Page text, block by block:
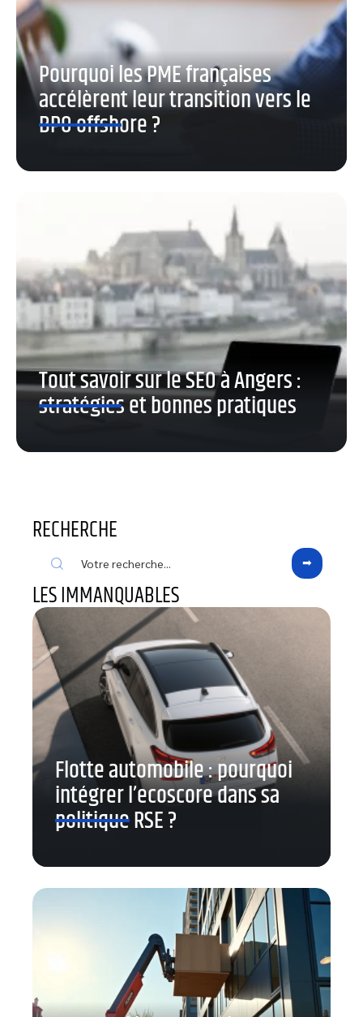
Pourquoi les PME françaises
accélèrent leur transition vers le
BPO offshore ?
Tout savoir sur le SEO à Angers :
stratégies et bonnes pratiques
RECHERCHE
LES IMMANQUABLES
Flotte automobile : pourquoi
intégrer l’ecoscore dans sa
politique RSE ?